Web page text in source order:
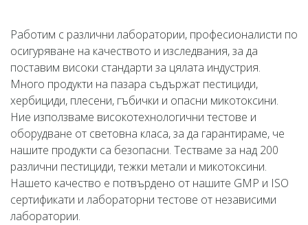
Работим с различни лаборатории, професионалисти по
осигуряване на качеството и изследвания, за да
поставим високи стандарти за цялата индустрия.
Много продукти на пазара съдържат пестициди,
хербициди, плесени, гъбички и опасни микотоксини.
Ние използваме високотехнологични тестове и
оборудване от световна класа, за да гарантираме, че
нашите продукти са безопасни. Тестваме за над 200
различни пестициди, тежки метали и микотоксини.
Нашето качество е потвърдено от нашите GMP и ISO
сертификати и лабораторни тестове от независими
лаборатории.